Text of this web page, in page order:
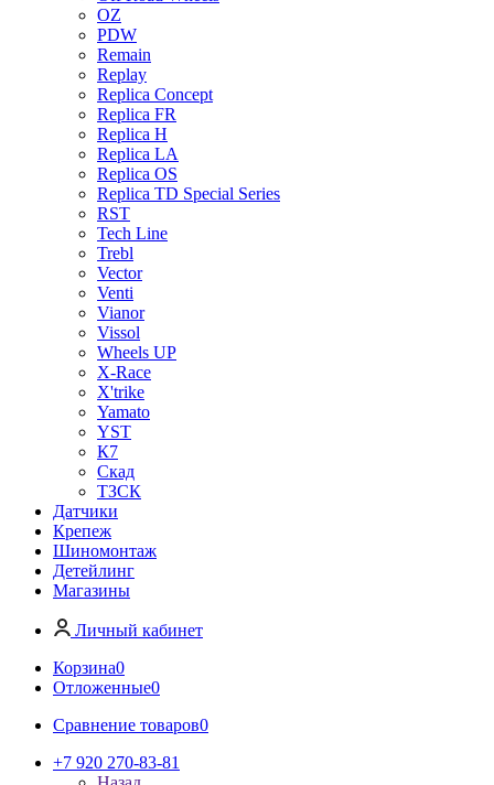
OZ
PDW
Remain
Replay
Replica Concept
Replica FR
Replica H
Replica LA
Replica OS
Replica TD Special Series
RST
Tech Line
Trebl
Vector
Venti
Vianor
Vissol
Wheels UP
X-Race
X'trike
Yamato
YST
К7
Скад
ТЗСК
Датчики
Крепеж
Шиномонтаж
Детейлинг
Магазины
Личный кабинет
Корзина0
Отложенные0
Сравнение товаров0
+7 920 270-83-81